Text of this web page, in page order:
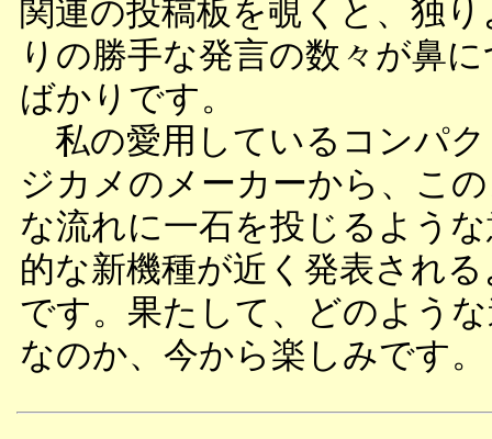
関連の投稿板を覗くと、独り
りの勝手な発言の数々が鼻
ばかりです。
私の愛用しているコンパ
ジカメのメーカーから、こ
な流れに一石を投じるよう
的な新機種が近く発表され
です。果たして、どのよう
なのか、今から楽しみです。